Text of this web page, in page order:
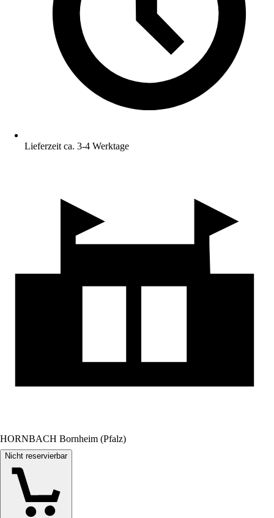
Lieferzeit ca. 3-4 Werktage
HORNBACH Bornheim (Pfalz)
Nicht reservierbar